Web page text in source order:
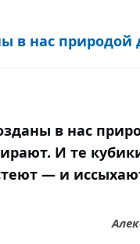
в нас природой
в нас
И те
— и